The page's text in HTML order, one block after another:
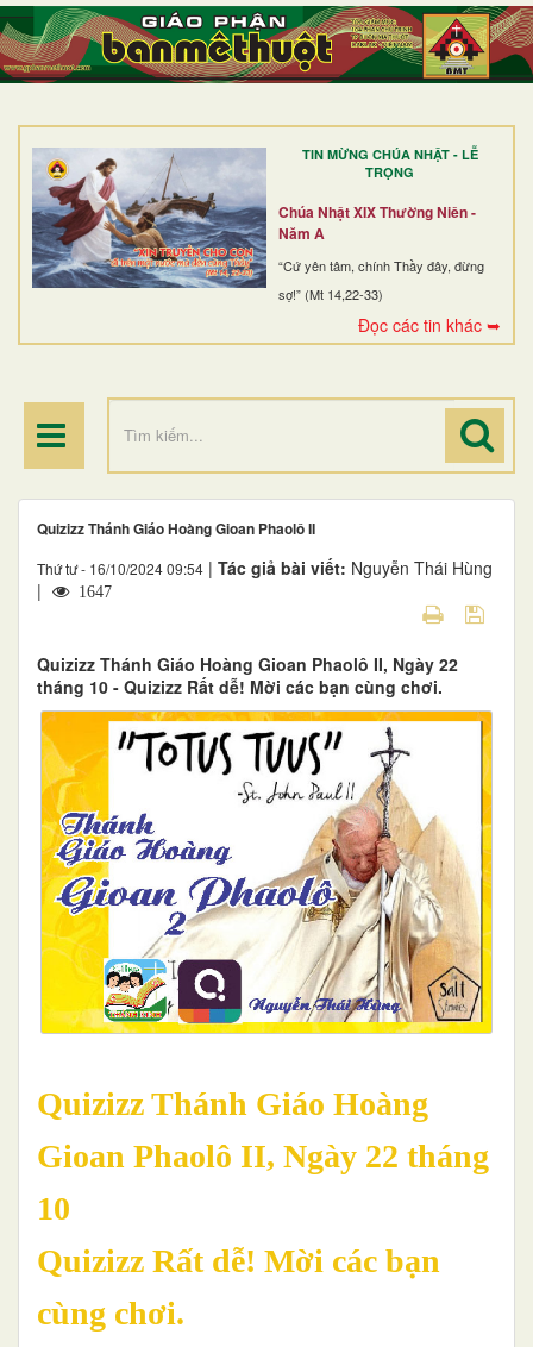
TIN MỪNG CHÚA NHẬT - LỄ
TRỌNG
Chúa Nhật XIX Thường Niên -
Năm A
“Cứ yên tâm, chính Thầy đây, đừng
sợ!” (Mt 14,22-33)
Đọc các tin khác ➥
TRANG NHẤT
GIỚI THIỆU
DÒNG TU
BAN MỤC VỤ
ĐOÀN THỂ CG
ĐIỂM HÀNH HƯƠNG
Quizizz Thánh Giáo Hoàng Gioan Phaolô II
Thứ tư - 16/10/2024 09:54 | Tác giả bài viết: Nguyễn Thái Hùng
|
1647
Quizizz Thánh Giáo Hoàng Gioan Phaolô II, Ngày 22
tháng 10 - Quizizz Rất dễ! Mời các bạn cùng chơi.
Quizizz Thánh Giáo Hoàng
Gioan Phaolô II, Ngày 22 tháng
10
Quizizz Rất dễ! Mời các bạn
cùng chơi.